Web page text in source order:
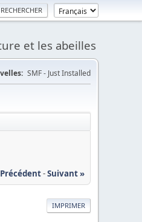
et les abeilles
SMF - Just Installed
-Suivant »
IMPRIMER